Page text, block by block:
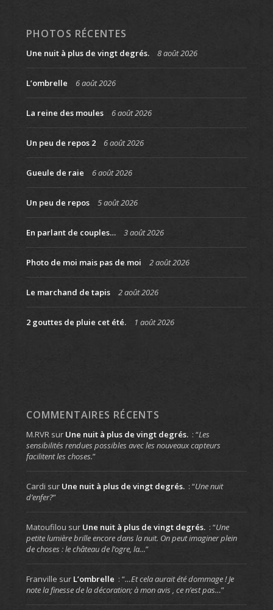
PHOTOS RÉCENTES
Une nuit à plus de vingt degrés. 8 août 2026
L’ombrelle 6 août 2026
La reine des moules 6 août 2026
Un peu de repos 2 6 août 2026
Gueule de raie 6 août 2026
Un peu de repos 5 août 2026
En parlant de couples… 3 août 2026
Photo de moi mais pas de moi 2 août 2026
Le marchand de tapis 2 août 2026
2 gouttes de pluie cet été. 1 août 2026
COMMENTAIRES RÉCENTS
M.RVRsur Une nuit à plus de vingt degrés. : “Les
sensibilités rendues possibles avec les nouveaux capteurs
facilitent les choses.”
Cardi sur Une nuit à plus de vingt degrés. : “Une nuit
d’enfer?”
Matoufilou sur Une nuit à plus de vingt degrés. : “Une
petite lumière brille encore dans la nuit. On peut imaginer plein
de choses : le château de l’ogre, la…”
Franville sur L’ombrelle : “…Et cela aurait été dommage ! Je
note la finesse de la décoration; à mon avis , ce n’est pas…”